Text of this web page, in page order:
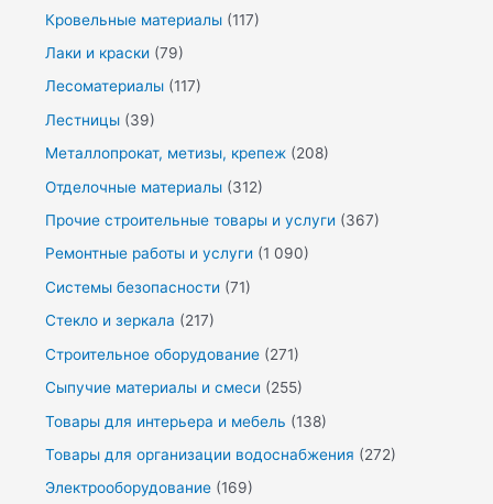
Кровельные материалы (117)
Лаки и краски (79)
Лесоматериалы (117)
Лестницы (39)
Металлопрокат, метизы, крепеж (208)
Отделочные материалы (312)
Прочие строительные товары и услуги (367)
Ремонтные работы и услуги (1 090)
Системы безопасности (71)
Стекло и зеркала (217)
Строительное оборудование (271)
Сыпучие материалы и смеси (255)
Товары для интерьера и мебель (138)
Товары для организации водоснабжения (272)
Электрооборудование (169)